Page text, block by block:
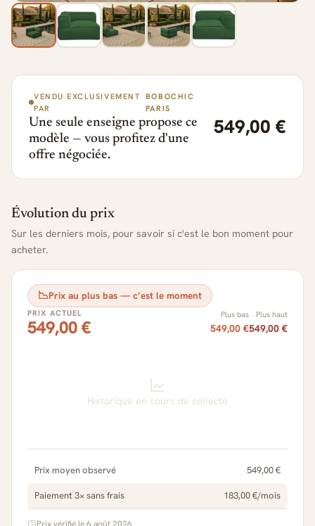
VENDU EXCLUSIVEMENT
PAR
BOBOCHIC
PARIS
Une seule enseigne propose ce
modèle — vous profitez d'une
offre négociée.
549,00 €
Évolution du prix
Sur les derniers mois, pour savoir si c'est le bon moment pour
acheter.
📉Prix au plus bas — c’est le moment
PRIX ACTUEL
549,00 €
Plus bas
549,00 €
Plus haut
549,00 €
Historique en cours de collecte
Prix moyen observé 549,00 €
Paiement 3× sans frais 183,00 €/mois
Prix vérifié le 6 août 2026